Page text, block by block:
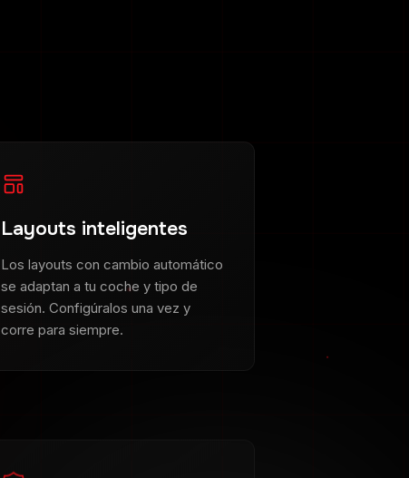
Layouts inteligentes
Los layouts con cambio automático
se adaptan a tu coche y tipo de
sesión. Configúralos una vez y
corre para siempre.